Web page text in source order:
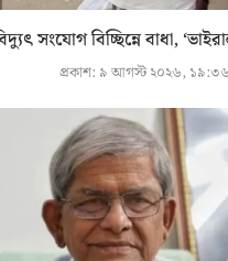
সংযোগ বিচ্ছিন্নে বাধা,
প্রকাশ: ৯ আগস্ট ২০২৬, ১৯:৩৬